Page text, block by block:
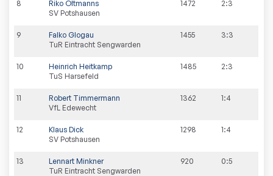
8
Riko Oltmanns
SV Potshausen
1472 2:3
9
Falko Glogau
TuR Eintracht Sengwarden
1455 3:3
10
Heinrich Heitkamp
TuS Harsefeld
1485 2:3
11
Robert Timmermann
VfL Edewecht
1362 1:4
12
Klaus Dick
SV Potshausen
1298 1:4
13
Lennart Minkner
TuR Eintracht Sengwarden
920 0:5